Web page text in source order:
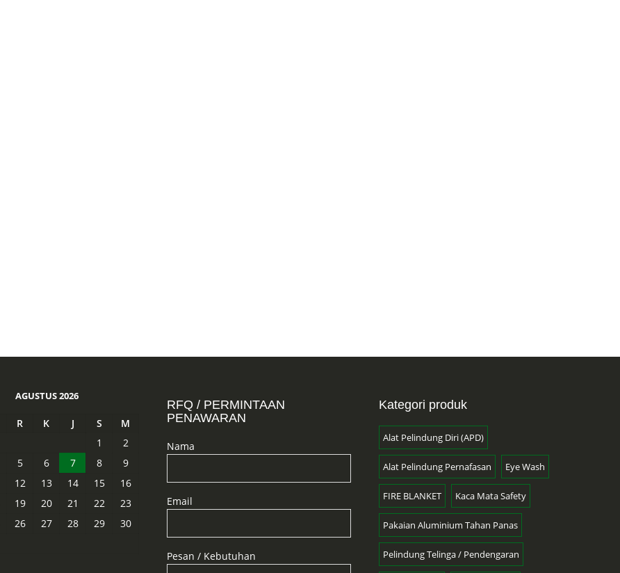
AGUSTUS 2026
R K J S
M
1
2
5 6 7 8
9
12 13 14 15
16
19 20 21 22
23
26 27 28 29
30
RFQ / PERMINTAAN
PENAWARAN
Nama
Email
Pesan / Kebutuhan
Kategori produk
Alat Pelindung Diri (APD)
Alat Pelindung Pernafasan Eye Wash
FIRE BLANKET Kaca Mata Safety
Pakaian Aluminium Tahan Panas
Pelindung Telinga / Pendengaran